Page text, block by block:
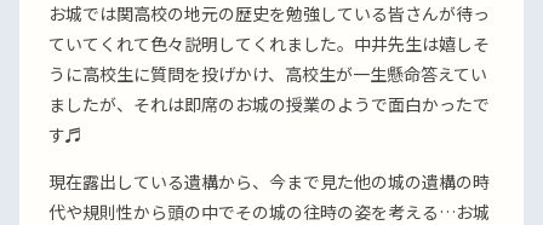
お城では関高校の地元の歴史を勉強している皆さんが待っ
ていてくれて色々説明してくれました。中井先生は嬉しそ
うに高校生に質問を投げかけ、高校生が一生懸命答えてい
ましたが、それは即席のお城の授業のようで面白かったで
す♬
現在露出している遺構から、今まで見た他の城の遺構の時
代や規則性から頭の中でその城の往時の姿を考える…お城